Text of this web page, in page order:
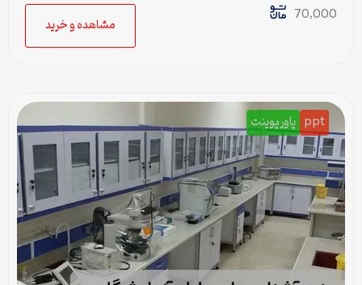
70,000
مشاهده و خرید
ppt پاورپوینت